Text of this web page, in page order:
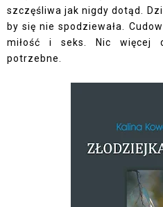
szczęśliwa jak nigdy dotąd.
by się nie spodziewała.
miłość i seks. Nic więcej
potrzebne.